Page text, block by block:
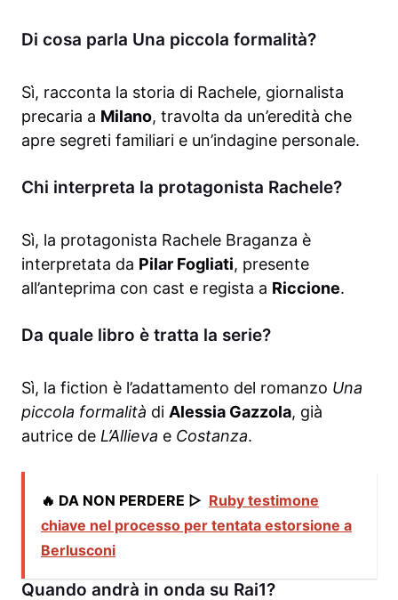
Di cosa parla Una piccola formalità?
Sì, racconta la storia di Rachele, giornalista
precaria a Milano, travolta da un’eredità che
apre segreti familiari e un’indagine personale.
Chi interpreta la protagonista Rachele?
Sì, la protagonista Rachele Braganza è
interpretata da Pilar Fogliati, presente
all’anteprima con cast e regista a Riccione.
Da quale libro è tratta la serie?
Sì, la fiction è l’adattamento del romanzo Una
piccola formalità di Alessia Gazzola, già
autrice de L’Allieva e Costanza.
🔥 DA NON PERDERE ▷ Ruby testimone
chiave nel processo per tentata estorsione a
Berlusconi
Quando andrà in onda su Rai1?